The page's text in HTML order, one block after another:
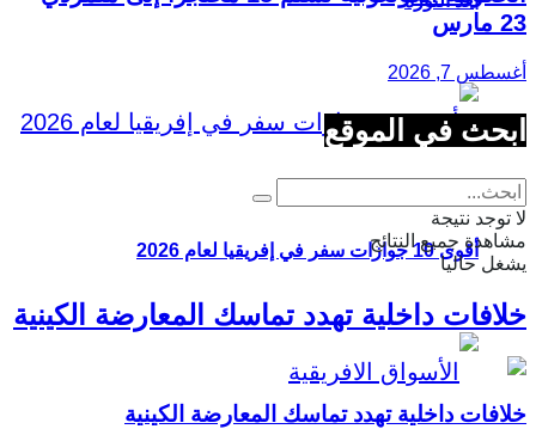
أقوى 10 جوازات سفر في إفريقيا لعام 2026
23 مارس
أغسطس 7, 2026
ابحث في الموقع
لا توجد نتيجة
مشاهدة جميع النتائج
يشغل حاليا
خلافات داخلية تهدد تماسك المعارضة الكينية
خلافات داخلية تهدد تماسك المعارضة الكينية